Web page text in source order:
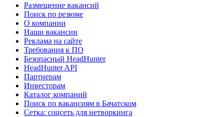
Размещение вакансий
Поиск по резюме
О компании
Наши вакансии
Реклама на сайте
Требования к ПО
Безопасный HeadHunter
HeadHunter API
Партнерам
Инвесторам
Каталог компаний
Поиск по вакансиям в Бачатском
Сетка: соцсеть для нетворкинга